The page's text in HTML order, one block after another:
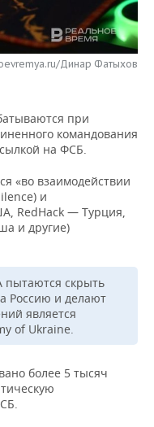
Динар Фатыхов
при
командования
на ФСБ.
«во взаимодействии
и
RedHack — Турция,
и другие)
пытаются скрыть
Россию и делают
является
of Ukraine.
более 5 тысяч